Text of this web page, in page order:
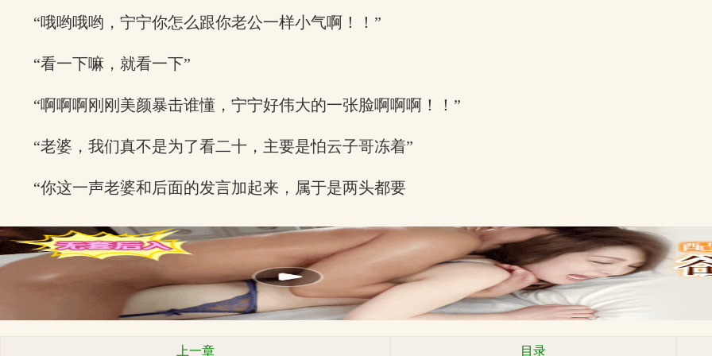
“哦哟哦哟，宁宁你怎么跟你老公一样小气啊！！”
“看一下嘛，就看一下”
“啊啊啊刚刚美颜暴击谁懂，宁宁好伟大的一张脸啊啊啊！！”
“老婆，我们真不是为了看二十，主要是怕云子哥冻着”
“你这一声老婆和后面的发言加起来，属于是两头都要
上一章 目录